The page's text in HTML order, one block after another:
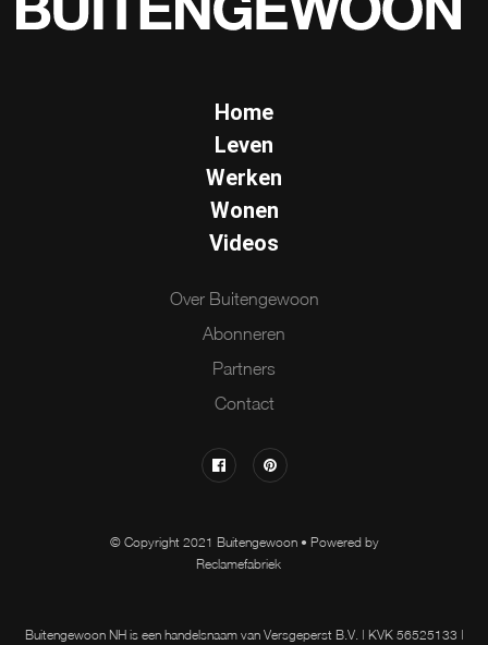
Home
Leven
Werken
Wonen
Videos
Over Buitengewoon
Abonneren
Partners
Contact
© Copyright 2021 Buitengewoon • Powered by
Reclamefabriek
Buitengewoon NH is een handelsnaam van Versgeperst B.V. | KVK 56525133 |